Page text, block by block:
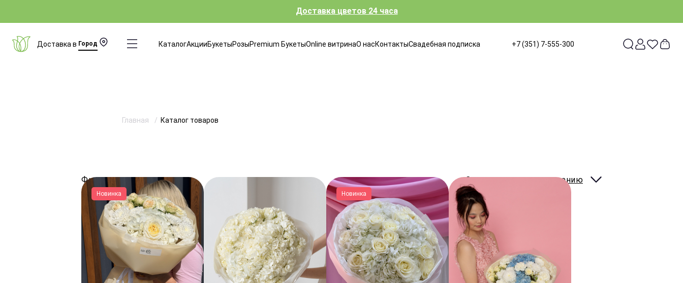
Доставка цветов 24 часа
Доставка в Город КаталогАкцииБукетыРозыPremium БукетыOnline витринаО насКонтактыСвадебная подписка +7 (351) 7-555-300
Фильтры Сортировать: по умолчанию
Главная Каталог товаров
Новинка Новинка